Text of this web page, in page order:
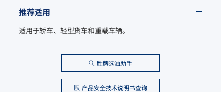
推荐适用
适用于轿车、轻型货车和重载车辆。
胜牌选油助手
产品安全技术说明书查询